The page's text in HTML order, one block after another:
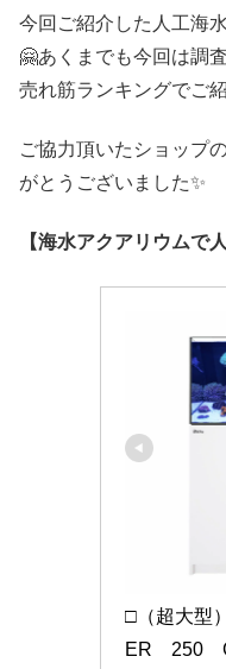
今回ご紹介した人工海
🤗あくまでも今回は調
売れ筋ランキングでご
ご協力頂いたショップ
がとうございました✨
【海水アクアリウムで
□（超大型
ER　250